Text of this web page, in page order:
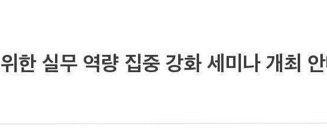
한 실무 역량 집중 강화 세미나 개최